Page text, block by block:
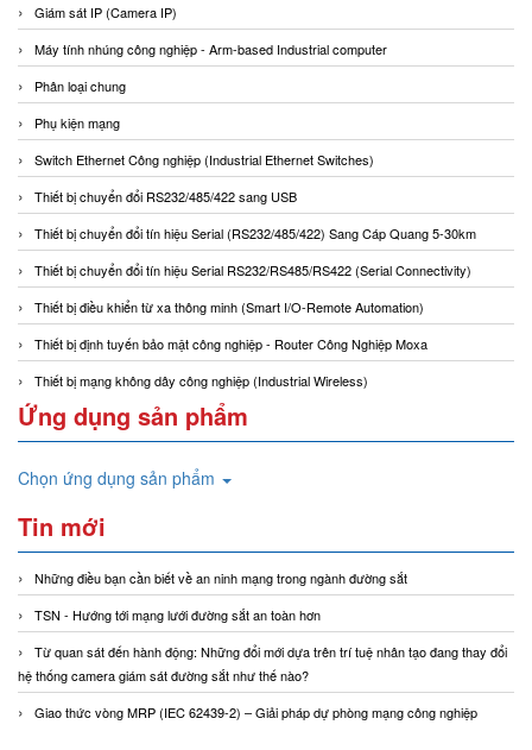
Giám sát IP (Camera IP)
Máy tính nhúng công nghiệp - Arm-based Industrial computer
Phân loại chung
Phụ kiện mạng
Switch Ethernet Công nghiệp (Industrial Ethernet Switches)
Thiết bị chuyển đổi RS232/485/422 sang USB
Thiết bị chuyển đổi tín hiệu Serial (RS232/485/422) Sang Cáp Quang 5-30km
Thiết bị chuyển đổi tín hiệu Serial RS232/RS485/RS422 (Serial Connectivity)
Thiết bị điều khiển từ xa thông minh (Smart I/O-Remote Automation)
Thiết bị định tuyến bảo mật công nghiệp - Router Công Nghiệp Moxa
Thiết bị mạng không dây công nghiệp (Industrial Wireless)
Ứng dụng sản phẩm
Chọn ứng dụng sản phẩm
Tin mới
Những điều bạn cần biết về an ninh mạng trong ngành đường sắt
TSN - Hướng tới mạng lưới đường sắt an toàn hơn
Từ quan sát đến hành động: Những đổi mới dựa trên trí tuệ nhân tạo đang thay đổi
hệ thống camera giám sát đường sắt như thế nào?
Giao thức vòng MRP (IEC 62439-2) – Giải pháp dự phòng mạng công nghiệp